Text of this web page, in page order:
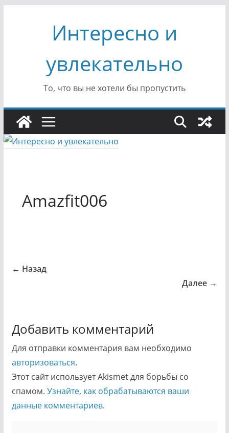
содержимомуИнтересно и
увлекательно
То, что вы не хотели бы пропустить
Amazfit006
← Назад
Далее →
Добавить комментарий
Для отправки комментария вам необходимо
авторизоваться.
Этот сайт использует Akismet для борьбы со
спамом. Узнайте, как обрабатываются ваши
данные комментариев.